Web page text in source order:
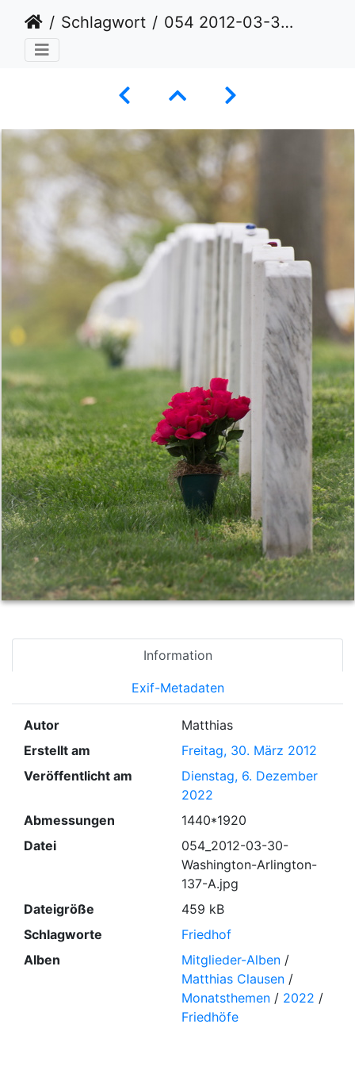
Schlagwort 054 2012-03-30-Washington-Arlington-137-A
Information
Exif-Metadaten
Autor
Matthias
Erstellt am
Freitag, 30. März 2012
Veröffentlicht am
Dienstag, 6. Dezember
2022
Abmessungen
1440*1920
Datei
054_2012-03-30-
Washington-Arlington-
137-A.jpg
Dateigröße
459 kB
Schlagworte
Friedhof
Alben
Mitglieder-Alben/
Matthias Clausen/
Monatsthemen/ 2022 /
Friedhöfe